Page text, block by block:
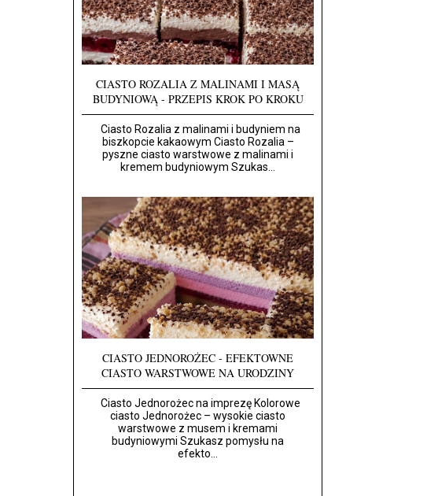
CIASTO ROZALIA Z MALINAMI I MASĄ
BUDYNIOWĄ - PRZEPIS KROK PO KROKU
Ciasto Rozalia z malinami i budyniem na
biszkopcie kakaowym Ciasto Rozalia –
pyszne ciasto warstwowe z malinami i
kremem budyniowym Szukas...
CIASTO JEDNOROŻEC - EFEKTOWNE
CIASTO WARSTWOWE NA URODZINY
Ciasto Jednorożec na imprezę Kolorowe
ciasto Jednorożec – wysokie ciasto
warstwowe z musem i kremami
budyniowymi Szukasz pomysłu na
efekto...